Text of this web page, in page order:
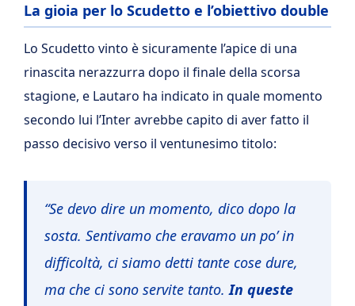
La gioia per lo Scudetto e l’obiettivo double
Lo Scudetto vinto è sicuramente l’apice di una
rinascita nerazzurra dopo il finale della scorsa
stagione, e Lautaro ha indicato in quale momento
secondo lui l’Inter avrebbe capito di aver fatto il
passo decisivo verso il ventunesimo titolo:
“Se devo dire un momento, dico dopo la
sosta. Sentivamo che eravamo un po’ in
difficoltà, ci siamo detti tante cose dure,
ma che ci sono servite tanto.In queste